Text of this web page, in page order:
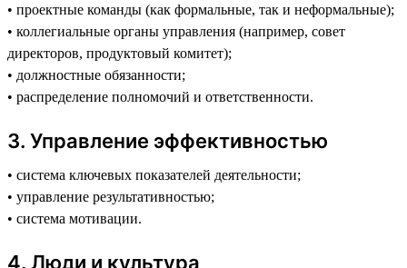
• проектные команды (как формальные, так и неформальные);
• коллегиальные органы управления (например, совет
директоров, продуктовый комитет);
• должностные обязанности;
• распределение полномочий и ответственности.
3️. Управление эффективностью
• система ключевых показателей деятельности;
• управление результативностью;
• система мотивации.
4️. Люди и культура